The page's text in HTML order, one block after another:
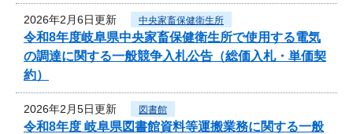
2026年2月6日更新 中央家畜保健衛生所
令和8年度岐阜県中央家畜保健衛生所で使用する電気
の調達に関する一般競争入札公告（総価入札・単価契
約）
2026年2月5日更新 図書館
令和8年度 岐阜県図書館資料等運搬業務に関する一般